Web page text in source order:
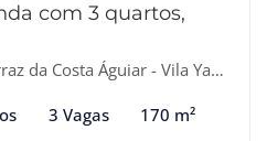
com 3 quartos,
Águiar - Vila Yara, Osasco-SP
3 Vagas 170 m²